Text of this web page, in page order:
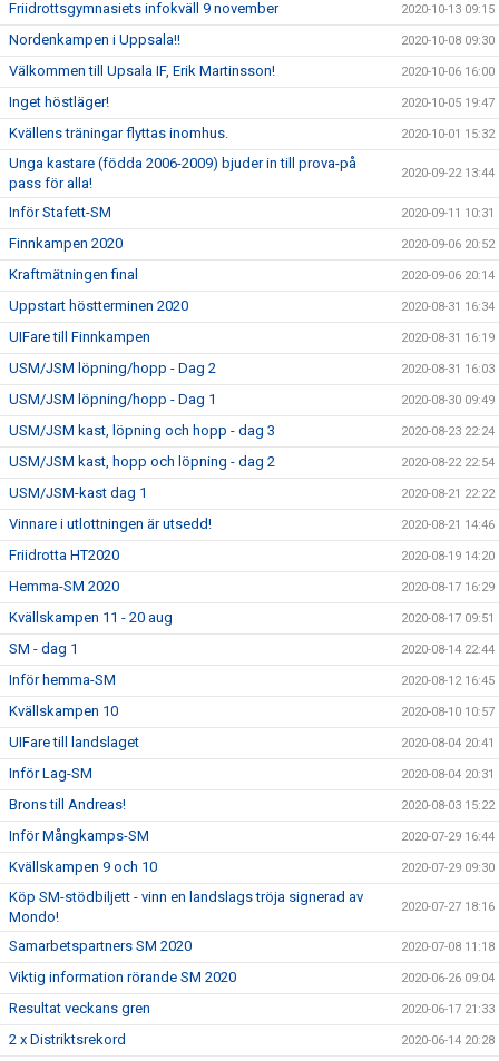
Friidrottsgymnasiets infokväll 9 november 2020-10-13 09:15
Nordenkampen i Uppsala!! 2020-10-08 09:30
Välkommen till Upsala IF, Erik Martinsson! 2020-10-06 16:00
Inget höstläger! 2020-10-05 19:47
Kvällens träningar flyttas inomhus. 2020-10-01 15:32
Unga kastare (födda 2006-2009) bjuder in till prova-på
pass för alla!
2020-09-22 13:44
Inför Stafett-SM 2020-09-11 10:31
Finnkampen 2020 2020-09-06 20:52
Kraftmätningen final 2020-09-06 20:14
Uppstart höstterminen 2020 2020-08-31 16:34
UIFare till Finnkampen 2020-08-31 16:19
USM/JSM löpning/hopp - Dag 2 2020-08-31 16:03
USM/JSM löpning/hopp - Dag 1 2020-08-30 09:49
USM/JSM kast, löpning och hopp - dag 3 2020-08-23 22:24
USM/JSM kast, hopp och löpning - dag 2 2020-08-22 22:54
USM/JSM-kast dag 1 2020-08-21 22:22
Vinnare i utlottningen är utsedd! 2020-08-21 14:46
Friidrotta HT2020 2020-08-19 14:20
Hemma-SM 2020 2020-08-17 16:29
Kvällskampen 11 - 20 aug 2020-08-17 09:51
SM - dag 1 2020-08-14 22:44
Inför hemma-SM 2020-08-12 16:45
Kvällskampen 10 2020-08-10 10:57
UIFare till landslaget 2020-08-04 20:41
Inför Lag-SM 2020-08-04 20:31
Brons till Andreas! 2020-08-03 15:22
Inför Mångkamps-SM 2020-07-29 16:44
Kvällskampen 9 och 10 2020-07-29 09:30
Köp SM-stödbiljett - vinn en landslags tröja signerad av
Mondo!
2020-07-27 18:16
Samarbetspartners SM 2020 2020-07-08 11:18
Viktig information rörande SM 2020 2020-06-26 09:04
Resultat veckans gren 2020-06-17 21:33
2 x Distriktsrekord 2020-06-14 20:28